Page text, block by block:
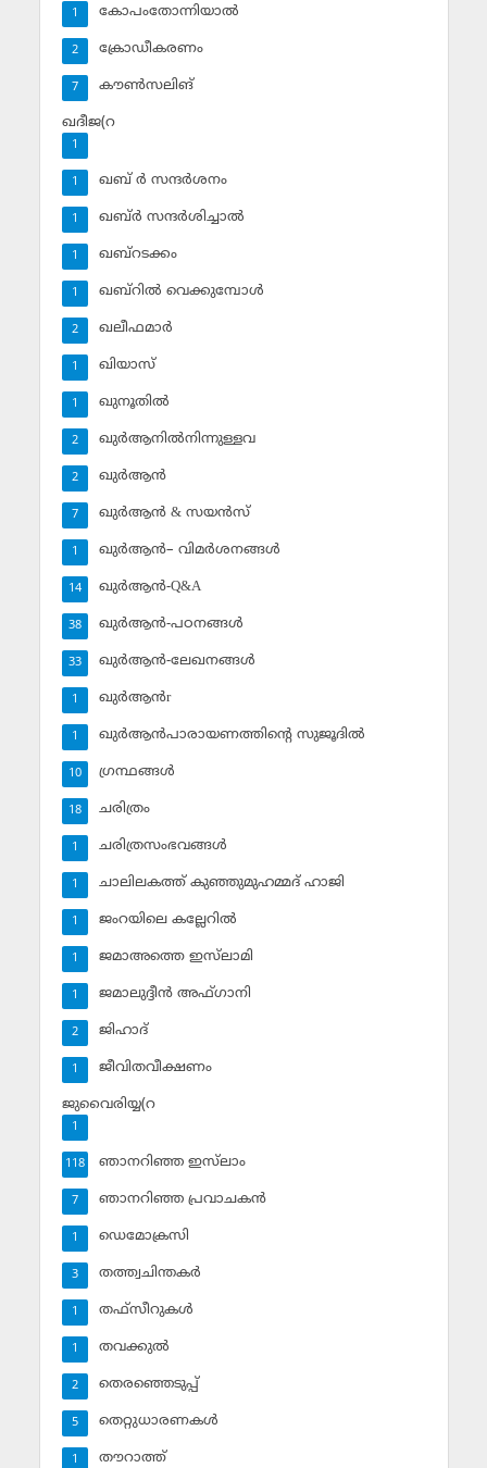
കോപംതോന്നിയാല്‍
1
ക്രോഡീകരണം
2
കൗണ്‍സലിങ്‌
7
ഖദീജ(റ
1
ഖബ് ര്‍ സന്ദര്‍ശനം
1
ഖബ്ര്‍ സന്ദര്‍ശിച്ചാല്‍
1
ഖബ്‌റടക്കം
1
ഖബ്‌റില്‍ വെക്കുമ്പോള്‍
1
ഖലീഫമാര്‍
2
ഖിയാസ്
1
ഖുനൂതില്‍
1
ഖുര്‍ആനില്‍നിന്നുള്ളവ
2
ഖുര്‍ആന്‍
2
ഖുര്‍ആന്‍ & സയന്‍സ്‌
7
ഖുര്‍ആന്‍– വിമര്‍ശനങ്ങള്‍
1
ഖുര്‍ആന്‍-Q&A
14
ഖുര്‍ആന്‍-പഠനങ്ങള്‍
38
ഖുര്‍ആന്‍-ലേഖനങ്ങള്‍
33
ഖുര്‍ആന്‍r
1
ഖുര്‍ആന്‍പാരായണത്തിന്റെ സുജൂദില്‍
1
ഗ്രന്ഥങ്ങള്‍
10
ചരിത്രം
18
ചരിത്രസംഭവങ്ങള്‍
1
ചാലിലകത്ത് കുഞ്ഞുമുഹമ്മദ് ഹാജി
1
ജംറയിലെ കല്ലേറില്‍
1
ജമാഅത്തെ ഇസ്‌ലാമി
1
ജമാലുദ്ദീന്‍ അഫ്ഗാനി
1
ജിഹാദ്‌
2
ജീവിതവീക്ഷണം
1
ജുവൈരിയ്യ(റ
1
ഞാനറിഞ്ഞ ഇസ്‌ലാം
118
ഞാനറിഞ്ഞ പ്രവാചകന്‍
7
ഡെമോക്രസി
1
തത്ത്വചിന്തകര്‍
3
തഫ്‌സീറുകള്‍
1
തവക്കുല്‍
1
തെരഞ്ഞെടുപ്പ്
2
തെറ്റുധാരണകള്‍
5
തൗറാത്ത്
1